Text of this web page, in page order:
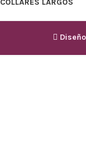
COLLARES LARGOS